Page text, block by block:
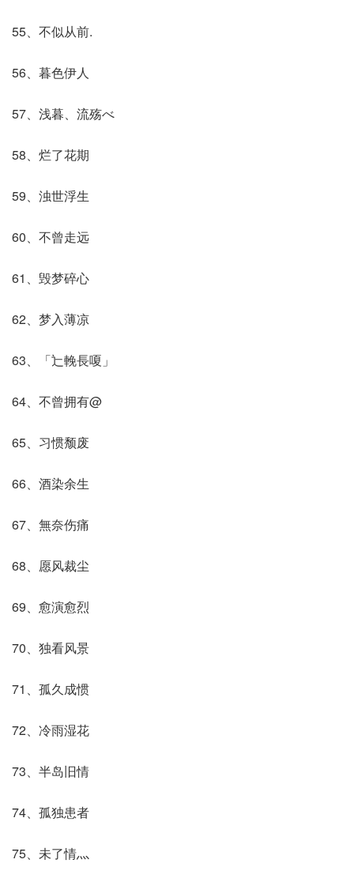
55、不似从前.
56、暮色伊人
57、浅暮、流殇べ
58、烂了花期
59、浊世浮生
60、不曾走远
61、毁梦碎心
62、梦入薄凉
63、「辷輓長嗄」
64、不曾拥有@
65、习惯颓废
66、酒染余生
67、無奈伤痛
68、愿风裁尘
69、愈演愈烈
70、独看风景
71、孤久成惯
72、冷雨湿花
73、半岛旧情
74、孤独患者
75、未了情灬